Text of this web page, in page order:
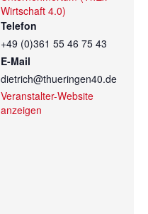
Wirtschaft 4.0)
Telefon
+49 (0)361 55 46 75 43
E-Mail
dietrich@thueringen40.de
Veranstalter-Website
anzeigen